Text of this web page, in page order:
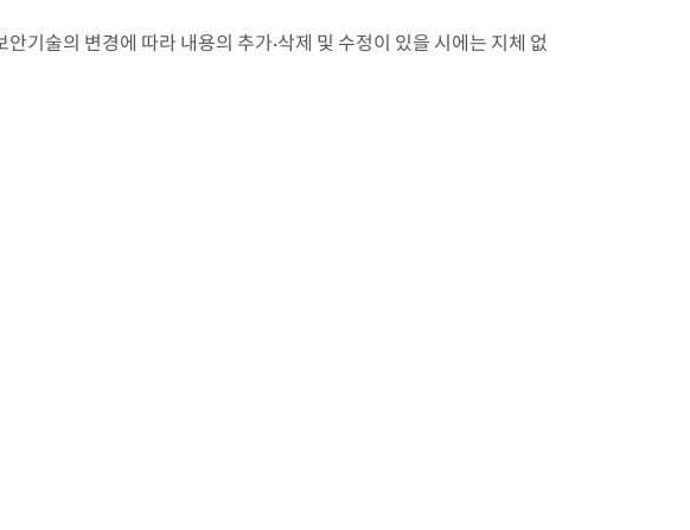
기술의 변경에 따라 내용의 추가·삭제 및 수정이 있을 시에는 지체 없